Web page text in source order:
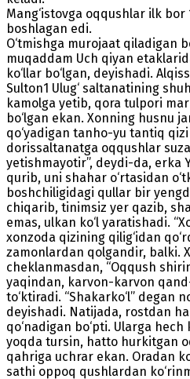
Mang‘istovga oqqushlar ilk bor
boshlagan edi.
O‘tmishga murojaat qiladigan
muqaddam Uch qiyan
ko‘llar bo‘lgan, deyishadi.
Sulton1 Ulug‘ saltanatining
kamolga yetib, qora tulpori
bo‘lgan ekan. Xonning husnu
qo‘yadigan tanho-yu tantiq qizi
dorissaltanatga oqqushlar
yetishmayotir”, deydi-da, erka
qurib, uni shahar o‘rtasidan
boshchiligidagi qullar bir
chiqarib, tinimsiz yer qazib,
emas, ulkan ko‘l yaratishadi.
xonzoda qizining qilig‘idan
zamonlardan qolgandir, balki.
cheklanmasdan, “Oqqush
yaqindan, karvon-karvon
to‘ktiradi. “Shakarko‘l” degan
deyishadi. Natijada, rostdan
qo‘nadigan bo‘pti. Ularga
yoqda tursin, hatto hurkitgan
qahriga uchrar ekan. Oradan
sathi oppoq qushlardan